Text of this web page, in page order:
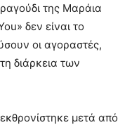
της Μαράια
δεν είναι το
οι αγοραστές,
διάρκεια των
μετά από